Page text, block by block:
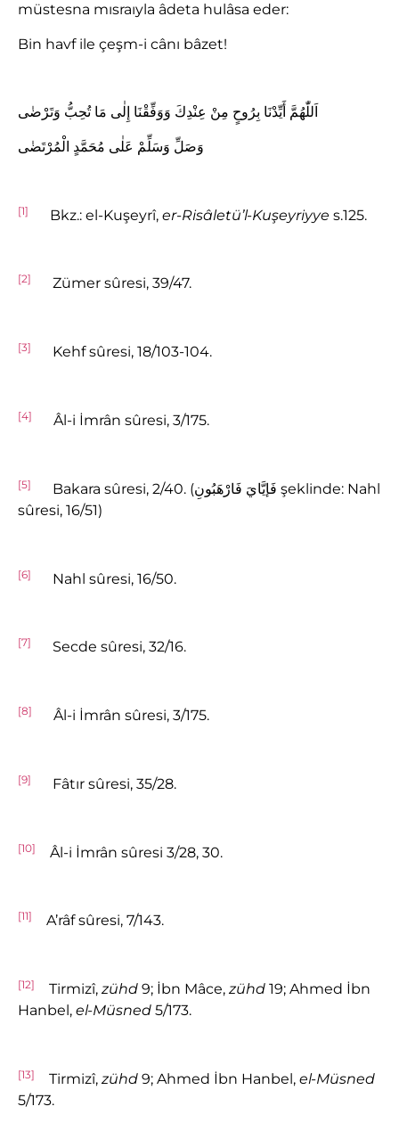
müstesna mısraıyla âdeta hulâsa eder:
Bin havf ile çeşm-i cânı bâzet!
اَللّٰهُمَّ أَيِّدْنَا بِرُوحٍ مِنْ عِنْدِكَ وَوَفِّقْنَا إِلٰى مَا تُحِبُّ وَتَرْضٰى
وَصَلِّ وَسَلِّمْ عَلٰى مُحَمَّدٍ الْمُرْتَضٰى
[1] Bkz.: el-Kuşeyrî, er-Risâletü’l-Kuşeyriyye s.125.
[2] Zümer sûresi, 39/47.
[3] Kehf sûresi, 18/103-104.
[4] Âl-i İmrân sûresi, 3/175.
[5]
Bakara sûresi, 2/40. (فَإيَّايَ فَارْهَبُونِ şeklinde: Nahl
sûresi, 16/51)
[6] Nahl sûresi, 16/50.
[7] Secde sûresi, 32/16.
[8] Âl-i İmrân sûresi, 3/175.
[9] Fâtır sûresi, 35/28.
[10] Âl-i İmrân sûresi 3/28, 30.
[11] A’râf sûresi, 7/143.
[12] Tirmizî, zühd 9; İbn Mâce, zühd 19; Ahmed İbn
Hanbel, el-Müsned 5/173.
[13] Tirmizî, zühd 9; Ahmed İbn Hanbel, el-Müsned
5/173.